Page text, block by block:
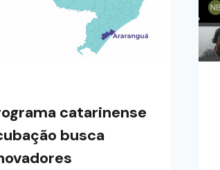
catarinense
busca